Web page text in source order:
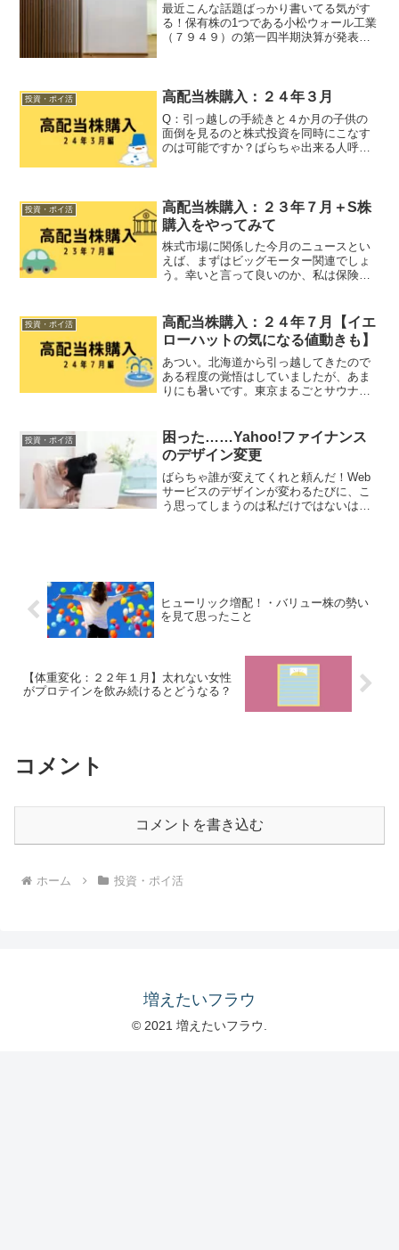
最近こんな話題ばっかり書いてる気がす
る！保有株の1つである小松ウォール工業
（７９４９）の第一四半期決算が発表さ
期と同じくらい、むしろ...
投資・ポイ活 高配当株購入：２４年３月
Q：引っ越しの手続きと４か月の子供の
面倒を見るのと株式投資を同時にこなす
のは可能ですか？ばらちゃ出来る人呼ん
ところです。株価だけはた...
投資・ポイ活
高配当株購入：２３年７月＋S株
購入をやってみて
株式市場に関係した今月のニュースとい
えば、まずはビッグモーター関連でしょ
う。幸いと言って良いのか、私は保険関
エローハット（９８８２）もほぼ無風。
この場合は下げても買いに...
投資・ポイ活
高配当株購入：２４年７月【イエ
ローハットの気になる値動きも】
あつい。北海道から引っ越してきたので
ある程度の覚悟はしていましたが、あま
りにも暑いです。東京まるごとサウナ計
したね。「アツい」と思えるかは人それ
ぞれな様子ですが……？購...
投資・ポイ活
困った……Yahoo!ファイナンス
のデザイン変更
ばらちゃ誰が変えてくれと頼んだ！Web
サービスのデザインが変わるたびに、こ
う思ってしまうのは私だけではないは
ヒューリック増配！・バリュー株の勢い
を見て思ったこと
【体重変化：２２年１月】太れない女性
がプロテインを飲み続けるとどうなる？
コメント
コメントを書き込む
ホーム 投資・ポイ活
増えたいフラウ
© 2021 増えたいフラウ.